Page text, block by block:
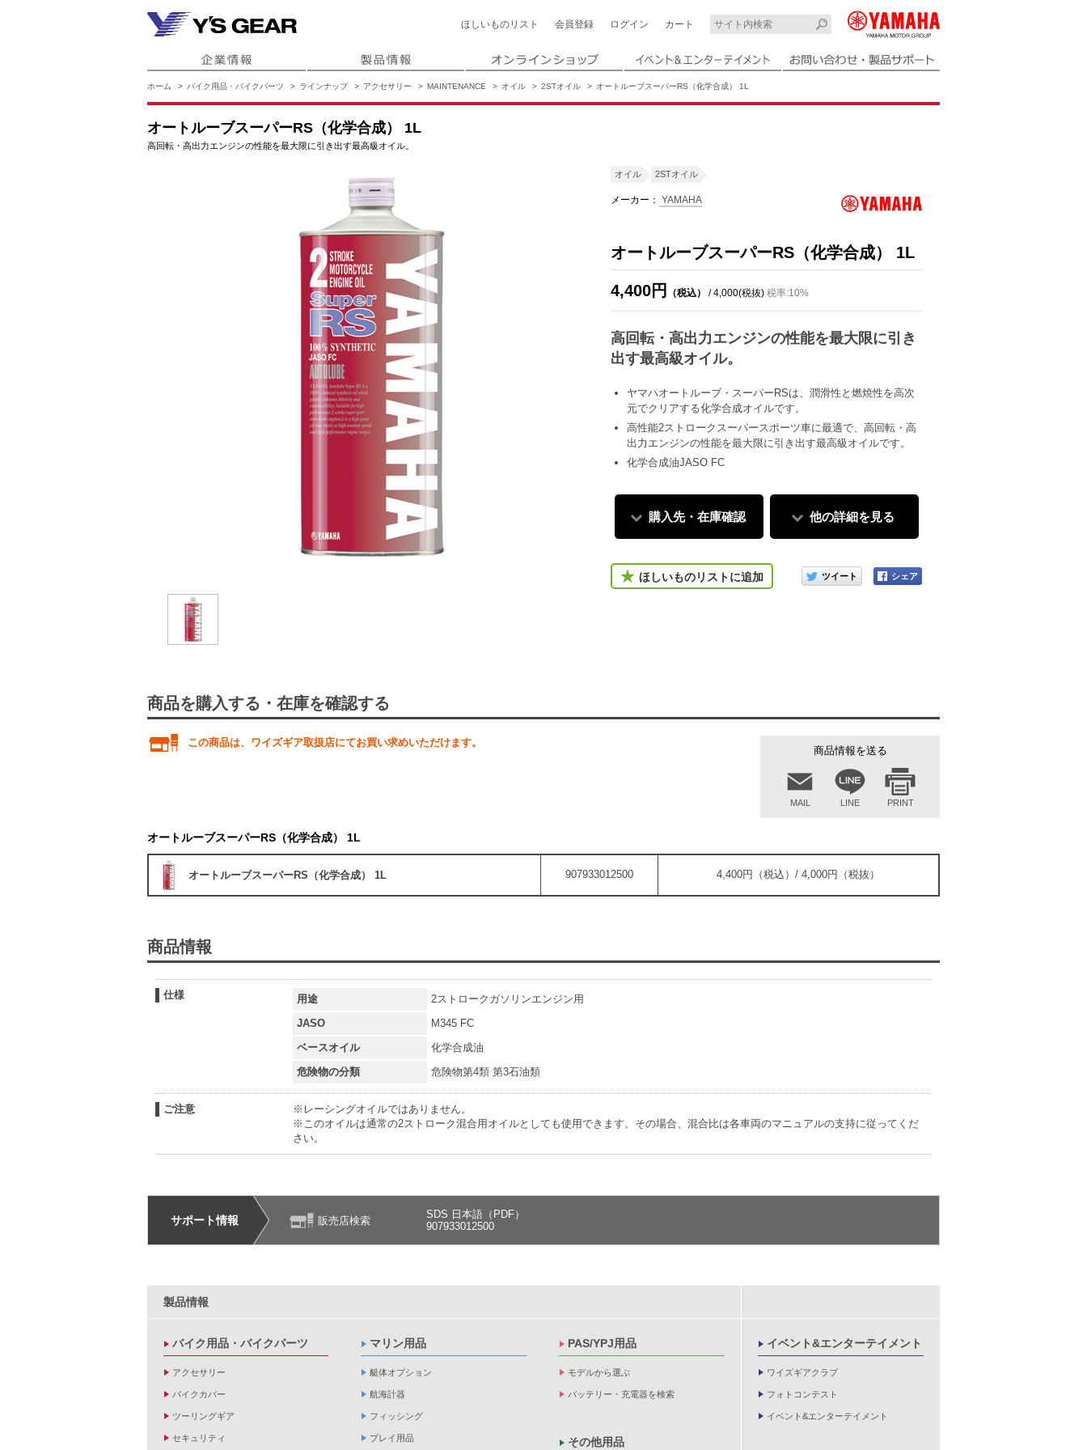
ほしいもの リスト 会員登録 ログイン カート
ホーム バイク用品・バイクパーツ ラインナップ アクセサリー MAINTENANCE オイル 2STオイル オートルーブスーパーRS（化学合成） 1L
オートルーブスーパーRS（化学合成） 1L
高回転・高出力エンジンの性能を最大限に引き出す最高級オイル。
オイル 2STオイル
メーカー： YAMAHA
オートルーブスーパーRS（化学合成） 1L
4,400円 （税込） / 4,000(税抜) 税率:10%
高回転・高出力エンジンの性能を最大限に引き
出す最高級オイル。
ヤマハオートルーブ・スーパーRSは、潤滑性と燃焼性を高次
元でクリアする化学合成オイルです。
高性能2ストロークスーパースポーツ車に最適で、高回転・高
出力エンジンの性能を最大限に引き出す最高級オイルです。
化学合成油JASO FC
購入先・在庫確認 他の詳細を見る
ほしいものリストに追加
このアイテムをシェアする
商品を購入する・在庫を確認する
商品情報を送る
MAIL LINE PRINT
この商品は、ワイズギア取扱店にてお買い求めいただけます。
オートルーブスーパーRS（化学合成） 1L
オートルーブスーパーRS（化学合成） 1L 907933012500 4,400円（税込）/ 4,000円（税抜）
商品情報
仕様 用途
2ストロークガソリンエンジン用
JASO
M345 FC
ベースオイル
化学合成油
危険物の分類
危険物第4類 第3石油類
ご注意
※レーシングオイルではありません。
※このオイルは通常の2ストローク混合用オイルとしても使用できます。その場合、混合比は各車両のマニュアルの支持に従ってくだ
さい。
サポート情報 販売店検索
SDS 日本語（PDF）
907933012500
製品情報
バイク用品・バイクパーツ
アクセサリー
バイクカバー
ツーリングギア
セキュリティ
マリン用品
艇体オプション
航海計器
フィッシング
プレイ用品
PAS/YPJ用品
モデルから選ぶ
バッテリー・充電器を検索
その他用品
イベント&エンターテイメント
ワイズギアクラブ
フォトコンテスト
イベント&エンターテイメント